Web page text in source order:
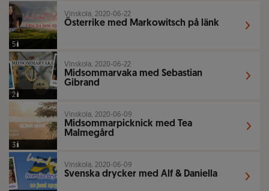
5
Vinskola, 2020-06-22
Österrike med Markowitsch på länk
2
Vinskola, 2020-06-22
Midsommarvaka med Sebastian
Gibrand
3
Vinskola, 2020-06-09
Midsommarpicknick med Tea
Malmegård
Vinskola, 2020-06-09
Svenska drycker med Alf & Daniella